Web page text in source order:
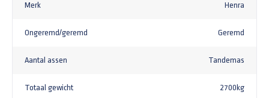
Merk Henra
Ongeremd/geremd Geremd
Aantal assen Tandemas
Totaal gewicht 2700kg